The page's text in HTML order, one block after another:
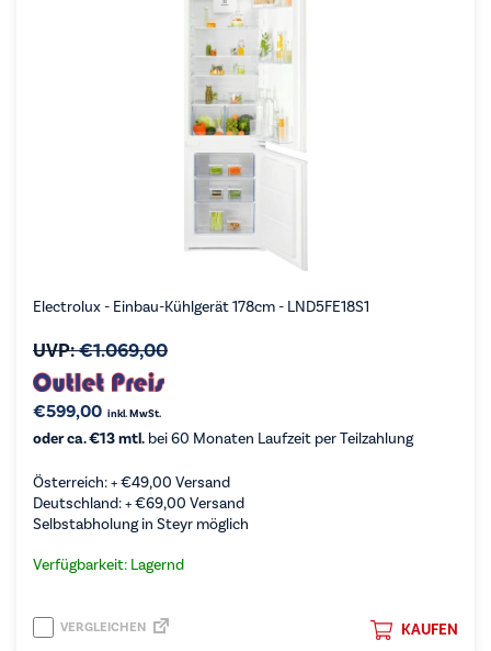
Electrolux - Einbau-Kühlgerät 178cm - LND5FE18S1
UVP:€1.069,00
€599,00 inkl. MwSt.
oder ca. €13 mtl. bei 60 Monaten Laufzeit per Teilzahlung
Österreich: +€49,00 Versand
Deutschland: +€69,00 Versand
Selbstabholung in Steyr möglich
Verfügbarkeit: Lagernd
KAUFEN
VERGLEICHEN